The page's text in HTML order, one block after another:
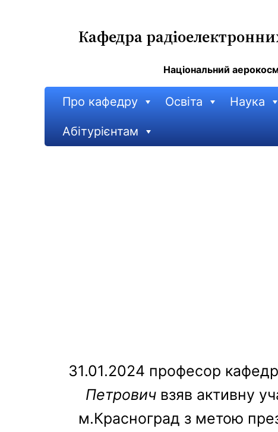
Кафедра
Національний
Про кафедру Освіта Наука
Абітурієнтам
31.01.2024 професор
Петровичвзяв активну
м.Красноград з метою